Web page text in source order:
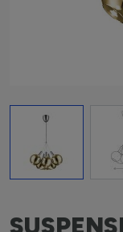
View larger